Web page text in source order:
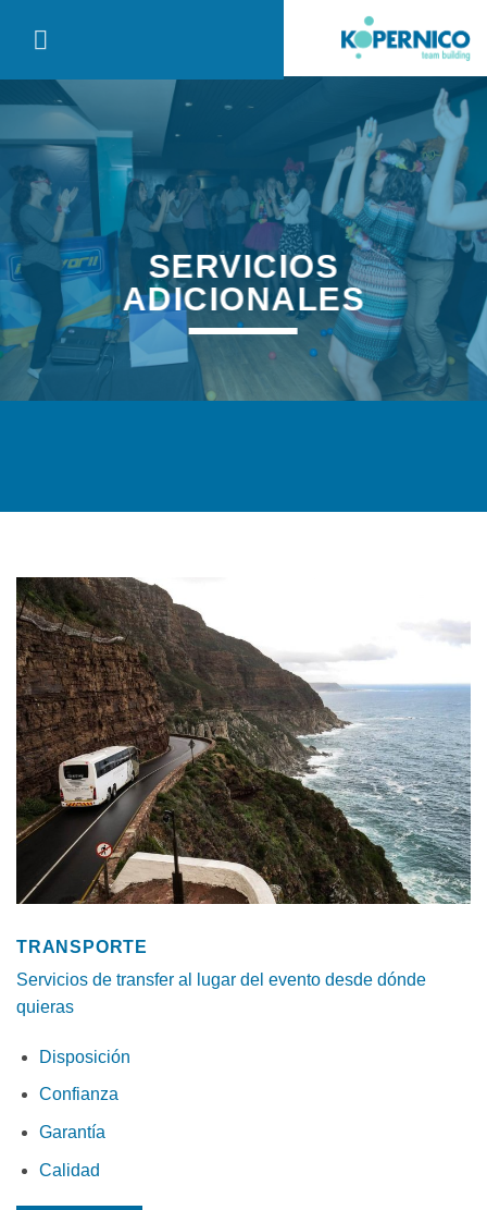
SERVICIOS
ADICIONALES
TRANSPORTE
Servicios de transfer al lugar del evento desde dónde
quieras
Disposición
Confianza
Garantía
Calidad